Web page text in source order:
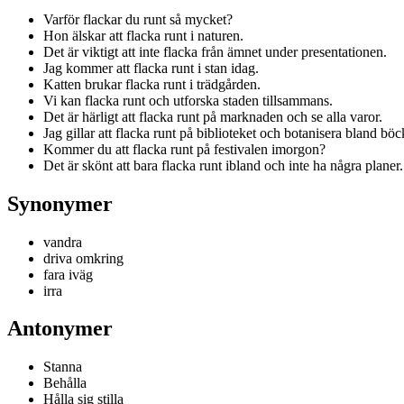
Varför flackar du runt så mycket?
Hon älskar att flacka runt i naturen.
Det är viktigt att inte flacka från ämnet under presentationen.
Jag kommer att flacka runt i stan idag.
Katten brukar flacka runt i trädgården.
Vi kan flacka runt och utforska staden tillsammans.
Det är härligt att flacka runt på marknaden och se alla varor.
Jag gillar att flacka runt på biblioteket och botanisera bland
Kommer du att flacka runt på festivalen imorgon?
Det är skönt att bara flacka runt ibland och inte ha några planer.
Synonymer
vandra
driva omkring
fara iväg
irra
Antonymer
Stanna
Behålla
Hålla sig stilla